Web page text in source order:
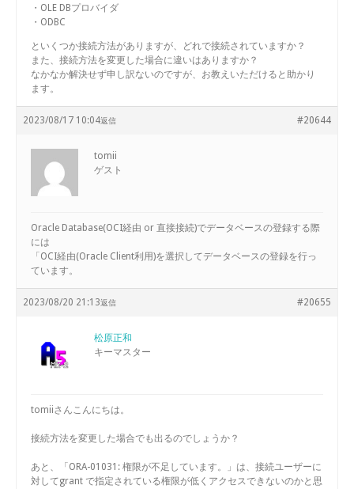
・OLE DBプロバイダ
・ODBC
といくつか接続方法がありますが、どれで接続されていますか？
また、接続方法を変更した場合に違いはありますか？
なかなか解決せず申し訳ないのですが、お教えいただけると助かり
ます。
2023/08/17 10:04 #20644
返信
tomii
ゲスト
Oracle Database(OCI経由 or 直接接続)でデータベースの登録する際
には
「OCI経由(Oracle Client利用)を選択してデータベースの登録を行っ
ています。
2023/08/20 21:13 #20655
返信
松原正和
キーマスター
tomiiさんこんにちは。
接続方法を変更した場合でも出るのでしょうか？
あと、「ORA-01031: 権限が不足しています。」は、接続ユーザーに
対してgrant で指定されている権限が低くアクセスできないのかと思